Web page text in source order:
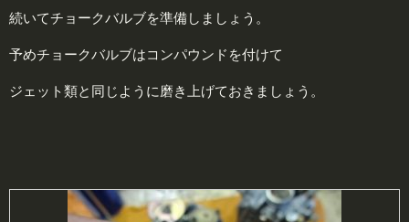
続いてチョークバルブを準備しましょう。
予めチョークバルブはコンパウンドを付けて
ジェット類と同じように磨き上げておきましょう。